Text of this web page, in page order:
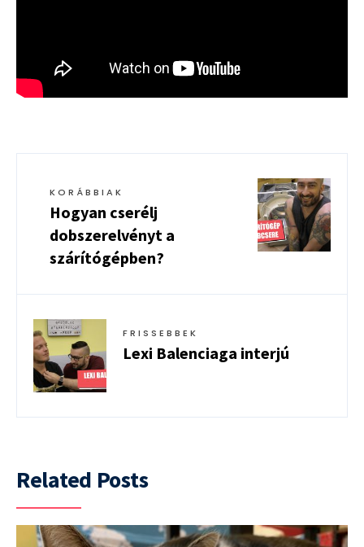
KORÁBBIAK
Hogyan cserélj
dobszerelvényt a
szárítógépben?
FRISSEBBEK
Lexi Balenciaga interjú
Related Posts